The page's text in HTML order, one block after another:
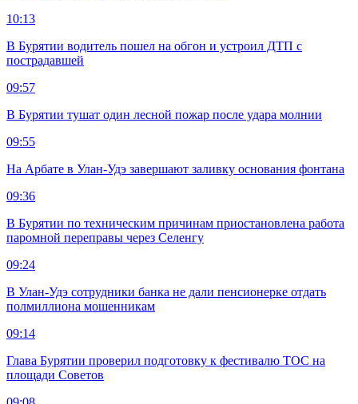
10:13
В Бурятии водитель пошел на обгон и устроил ДТП с
пострадавшей
09:57
В Бурятии тушат один лесной пожар после удара молнии
09:55
На Арбате в Улан-Удэ завершают заливку основания фонтана
09:36
В Бурятии по техническим причинам приостановлена работа
паромной переправы через Селенгу
09:24
В Улан-Удэ сотрудники банка не дали пенсионерке отдать
полмиллиона мошенникам
09:14
Глава Бурятии проверил подготовку к фестивалю ТОС на
площади Советов